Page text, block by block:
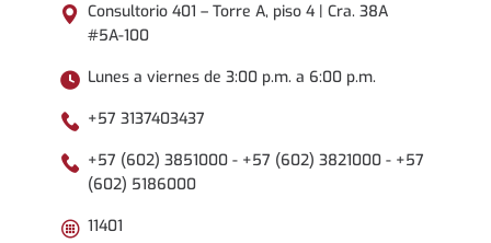
Consultorio 401 – Torre A, piso 4 | Cra. 38A
#5A-100
Lunes a viernes de 3:00 p.m. a 6:00 p.m.
+57 3137403437
+57 (602) 3851000 - +57 (602) 3821000 - +57
(602) 5186000
11401